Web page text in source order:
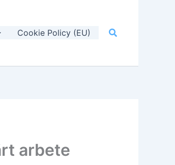
Cookie Policy (EU) Sök
arbete